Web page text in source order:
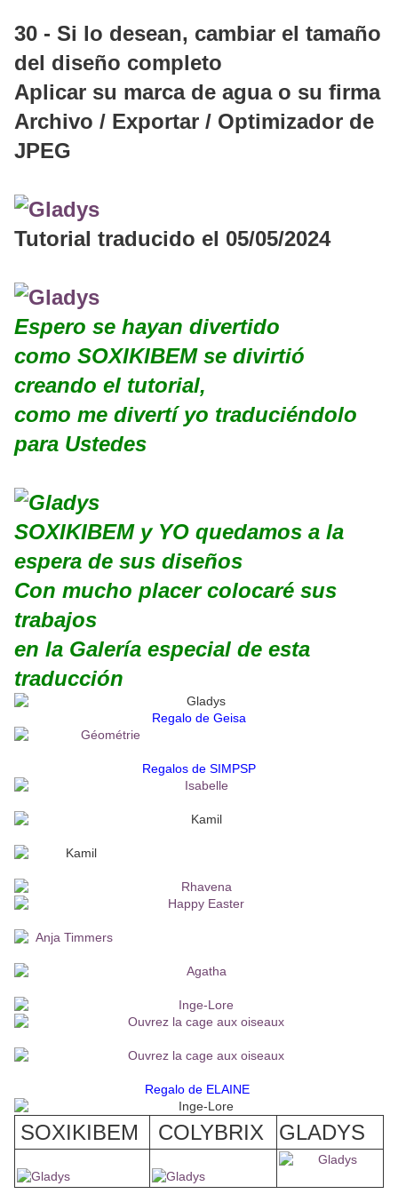
30 - Si lo desean, cambiar el tamaño
del diseño completo
Aplicar su marca de agua o su firma
Archivo / Exportar / Optimizador de
JPEG
Tutorial traducido el 05/05/2024
Espero se hayan divertido
como SOXIKIBEM se divirtió
creando el tutorial,
como me divertí yo traduciéndolo
para Ustedes
SOXIKIBEM y YO quedamos a la
espera de sus diseños
Con mucho placer colocaré sus
trabajos
en la Galería especial de esta
traducción
Regalo de Geisa
Regalos de SIMPSP
Regalo de ELAINE
SOXIKIBEM COLYBRIX GLADYS